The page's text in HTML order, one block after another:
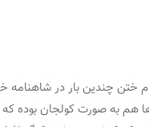
ختن چندین بار در
هم به صورت کولجان بوده